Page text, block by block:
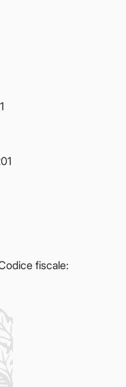
fiscale: